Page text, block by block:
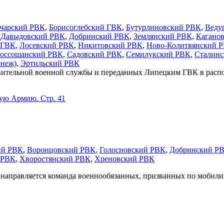
РВК, Борисоглебский ГВК, Бутурлиновский РВК,
Давыдовский РВК, Добринский РВК, Землянский РВК,
ГВК, Лосевский РВК, Никитовский РВК, Ново-Колитвянский
РВК, Садовский РВК, Семилукский РВК,
, Эртильский РВК
военной службы и переданных Липецким ГВК в
Армию. Стр. 41
РВК, Воронцовский РВК, Голосновский РВК, Добринский
РВК, Хворостянский РВК, Хреновский РВК
команда военнообязанных, призванных по